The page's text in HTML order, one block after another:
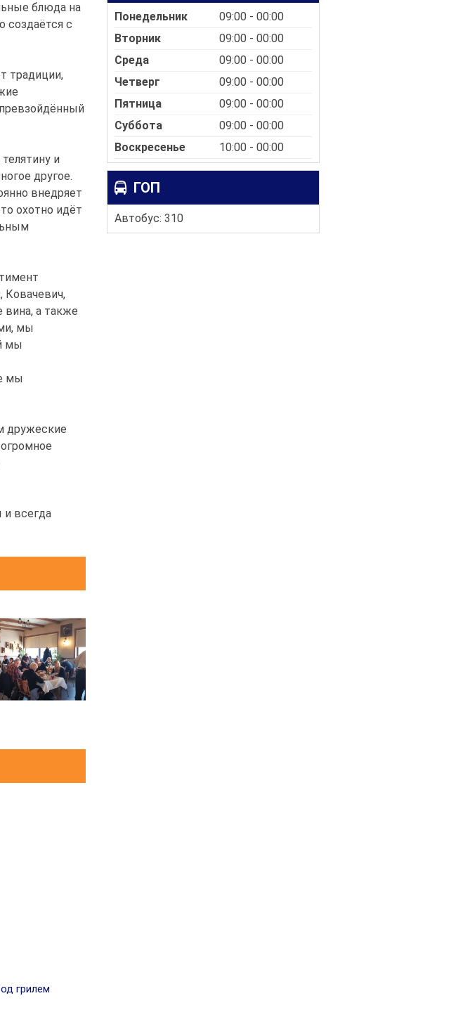
Понедельник
09:00 - 00:00
Вторник
09:00 - 00:00
Среда
09:00 - 00:00
Четверг
09:00 - 00:00
Пятница
09:00 - 00:00
Суббота
09:00 - 00:00
Воскресенье
10:00 - 00:00
ГОП
Автобус: 310
блюда на
создаётся с
традиции,
и
другое.
внедряет
охотно идёт
Ковачевич,
а также
мы
мы
мы
дружеские
всегда
грилем